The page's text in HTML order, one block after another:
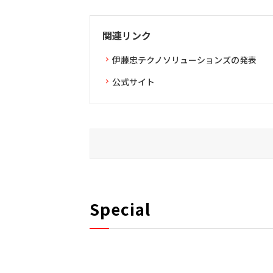
関連リンク
伊藤忠テクノソリューションズの発表
公式サイト
Special